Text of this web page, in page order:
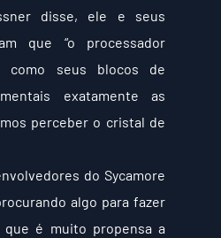
disse, ele e seus
que “o processador
como seus blocos de
exatamente as
perceber o cristal de
do Sycamore
algo para fazer
que é muito propensa a